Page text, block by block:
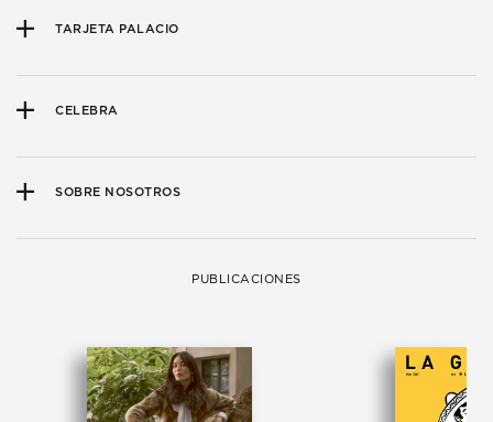
TARJETA PALACIO
CELEBRA
SOBRE NOSOTROS
PUBLICACIONES